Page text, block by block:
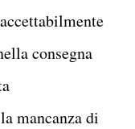
consegna
mancanza di